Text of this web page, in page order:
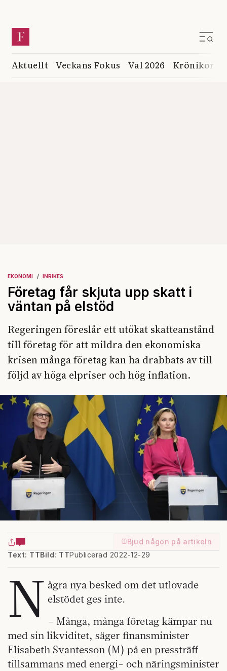
Aktuellt Veckans Fokus Val 2026 Krönikor
EKONOMI INRIKES
Företag får skjuta upp skatt i
väntan på elstöd
Regeringen föreslår ett utökat skatteanstånd
till företag för att mildra den ekonomiska
krisen många företag kan ha drabbats av till
följd av höga elpriser och hög inflation.
Bjud någon på artikeln
Text: TT
Publicerad 2022-12-29
Bild: TT
N ågra nya besked om det utlovade
elstödet ges inte.
– Många, många företag kämpar nu
med sin likviditet, säger finansminister
Elisabeth Svantesson (M) på en pressträff
tillsammans med energi- och näringsminister